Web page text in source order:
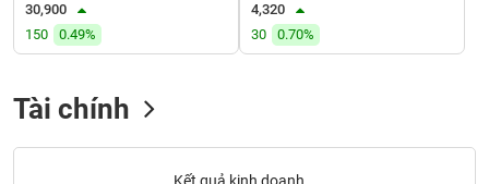
30,900
150
0.49%
4,320
30
0.70%
Tài chính
Mã
chứng